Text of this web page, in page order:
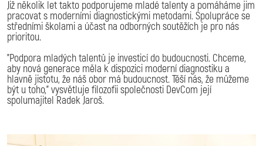
Již několik let takto podporujeme mladé talenty a pomáháme jim
pracovat s moderními diagnostickými metodami. Spolupráce se
středními školami a účast na odborných soutěžích je pro nás
prioritou.
"Podpora mladých talentů je investicí do budoucnosti. Chceme,
aby nová generace měla k dispozici moderní diagnostiku a
hlavně jistotu, že náš obor má budoucnost. Těší nás, že můžeme
být u toho," vysvětluje filozofii společnosti DevCom její
spolumajitel Radek Jaroš.